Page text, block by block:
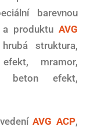
barevnou
a produktu AVG
struktura,
mramor,
beton efekt,
AVG ACP,